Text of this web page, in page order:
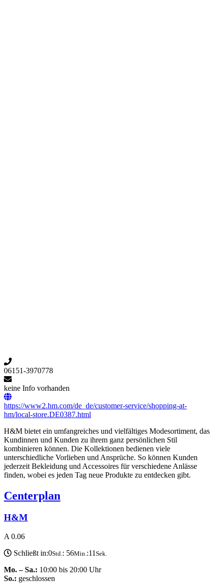
06151-3970778
keine Info vorhanden
https://www2.hm.com/de_de/customer-service/shopping-at-
hm/local-store.DE0387.html
H&M bietet ein umfangreiches und vielfältiges Modesortiment, das
Kundinnen und Kunden zu ihrem ganz persönlichen Stil
kombinieren können. Die Kollektionen bedienen viele
unterschiedliche Vorlieben und Ansprüche. So können Kunden
jederzeit Bekleidung und Accessoires für verschiedene Anlässe
finden, wobei es jeden Tag neue Produkte zu entdecken gibt.
Centerplan
H&M
A 0.06
Schließt in:0Std. : 56Min. :11 Sek.
Mo. – Sa.: 10:00 bis 20:00 Uhr
So.: geschlossen